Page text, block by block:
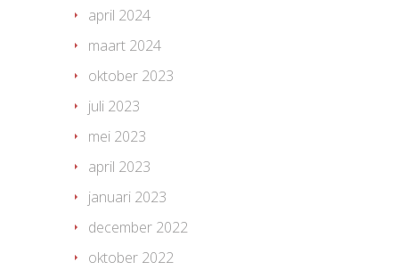
april 2024
maart 2024
oktober 2023
juli 2023
mei 2023
april 2023
januari 2023
december 2022
oktober 2022